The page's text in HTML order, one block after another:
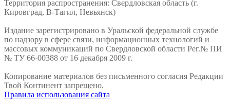
Территория распространения: Свердловская область (г.
Кировград, В-Тагил, Невьянск)
Издание зарегистрировано в Уральской федеральной службе
по надзору в сфере связи, информационных технологий и
массовых коммуникаций по Свердловской области Рег.№ ПИ
№ ТУ 66-00388 от 16 декабря 2009 г.
Копирование материалов без письменного согласия Редакции
Твой Континент запрещено.
Правила использования сайта